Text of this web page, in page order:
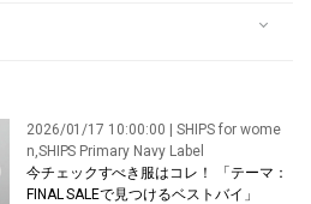
2026/01/17 10:00:00 | SHIPS for wome
n,SHIPS Primary Navy Label
今チェックすべき服はコレ！ 「テーマ：
FINAL SALEで見つけるベストバイ」